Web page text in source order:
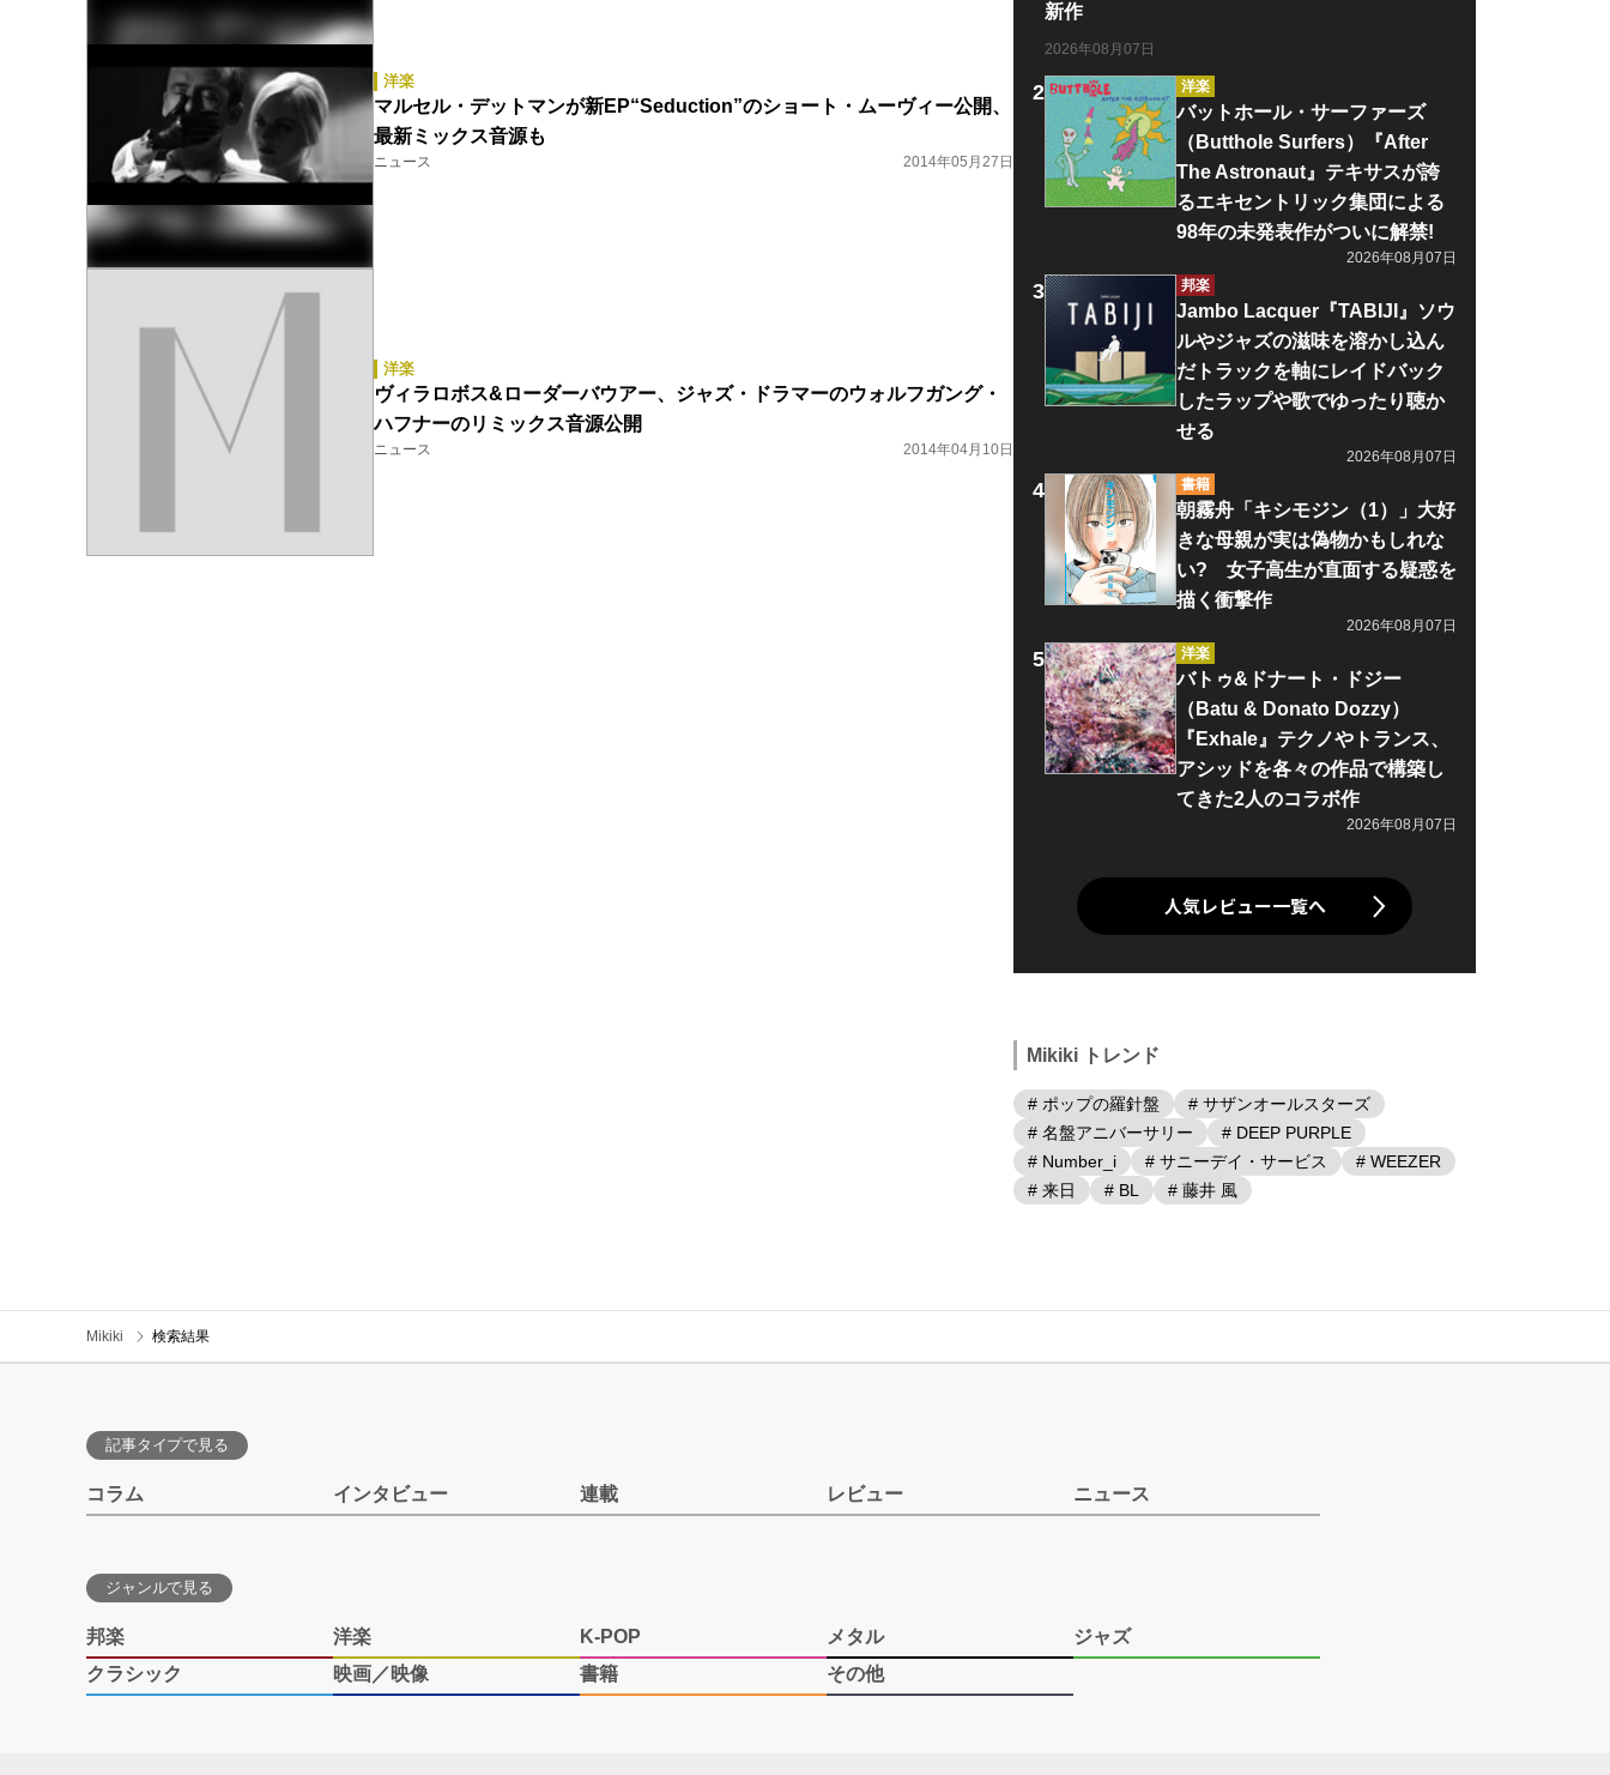
洋楽
マルセル・デットマンが新EP“Seduction”のショート・ムーヴィー公開、
最新ミックス音源も
ニュース 2014年05月27日
洋楽
ヴィラロボス&ローダーバウアー、ジャズ・ドラマーのウォルフガング・
ハフナーのリミックス音源公開
ニュース 2014年04月10日
新作
2026年08月07日
洋楽
バットホール・サーファーズ
（Butthole Surfers）『After
The Astronaut』テキサスが誇
るエキセントリック集団による
98年の未発表作がついに解禁!
2026年08月07日
邦楽
Jambo Lacquer『TABIJI』ソウ
ルやジャズの滋味を溶かし込ん
だトラックを軸にレイドバック
したラップや歌でゆったり聴か
せる
2026年08月07日
書籍
朝霧舟「キシモジン（1）」大好
きな母親が実は偽物かもしれな
い? 女子高生が直面する疑惑を
描く衝撃作
2026年08月07日
洋楽
バトゥ&ドナート・ドジー
（Batu & Donato Dozzy）
『Exhale』テクノやトランス、
アシッドを各々の作品で構築し
てきた2人のコラボ作
2026年08月07日
人気レビュー一覧へ
Mikiki トレンド
# ポップの羅針盤
# サザンオールスターズ
# 名盤アニバーサリー
# DEEP PURPLE
# Number_i
# サニーデイ・サービス
# WEEZER
# 来日
# BL # 藤井 風
Mikiki 検索結果
記事タイプで見る
コラム インタビュー 連載 レビュー ニュース
ジャンルで見る
邦楽 洋楽 K-POP メタル
ジャズ
クラシック
映画／映像 書籍 その他